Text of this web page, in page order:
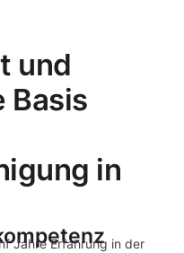
und
Basis
in
Jahre Erfahrung in der